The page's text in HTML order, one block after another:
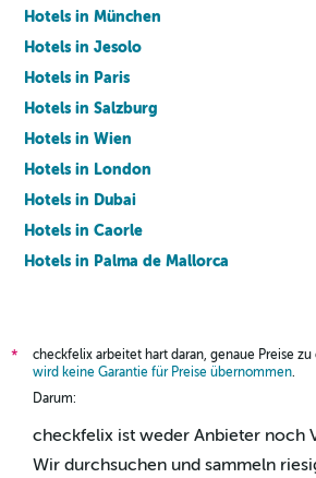
Hotels in München
Hotels in Jesolo
Hotels in Paris
Hotels in Salzburg
Hotels in Wien
Hotels in London
Hotels in Dubai
Hotels in Caorle
Hotels in Palma de Mallorca
*
checkfelix arbeitet hart daran, genaue Preise
wird keine Garantie für Preise übernommen.
Darum:
checkfelix ist weder Anbieter noch
Wir durchsuchen und sammeln